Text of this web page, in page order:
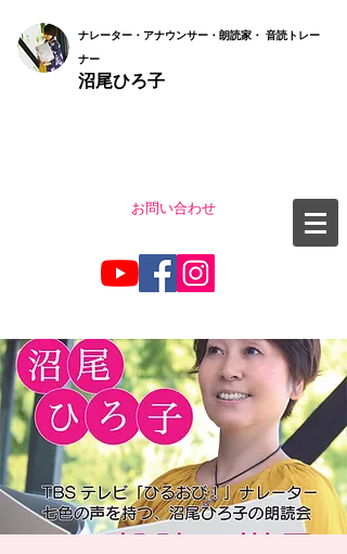
ナレーター・アナウンサー・朗読家・ 音読トレー
ナー
沼尾ひろ子
お問い合わせ